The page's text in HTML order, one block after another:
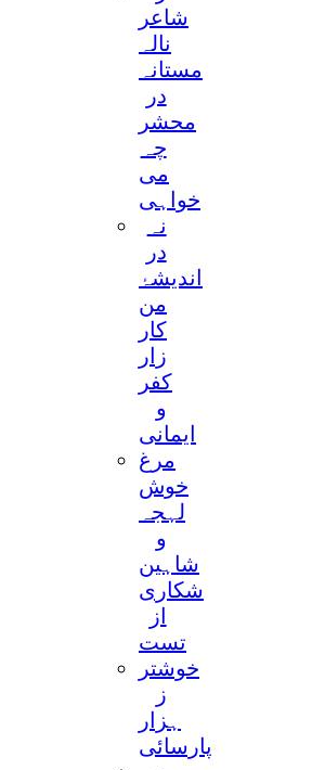
شاعر
نالہ
مستانہ
در
محشر
چہ
می
خواہی
نہ
در
اندیشۂ
من
کار
زار
کفر
و
ایمانی
مرغ
خوش
لہجہ
و
شاہین
شکاری
از
تست
خوشتر
ز
ہزار
پارسائی